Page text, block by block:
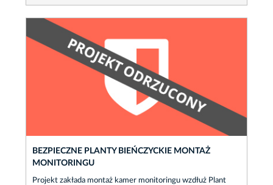
BEZPIECZNE PLANTY BIEŃCZYCKIE MONTAŻ
MONITORINGU
Projekt zakłada montaż kamer monitoringu wzdłuż Plant